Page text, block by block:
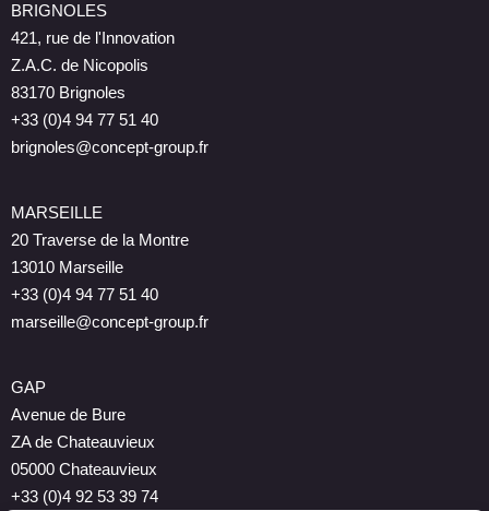
BRIGNOLES
421, rue de l'Innovation
Z.A.C. de Nicopolis
83170 Brignoles
+33 (0)4 94 77 51 40
brignoles@concept-group.fr
MARSEILLE
20 Traverse de la Montre
13010 Marseille
+33 (0)4 94 77 51 40
marseille@concept-group.fr
GAP
Avenue de Bure
ZA de Chateauvieux
05000 Chateauvieux
+33 (0)4 92 53 39 74